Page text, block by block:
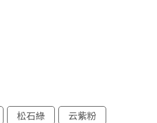
松石綠
云紫粉